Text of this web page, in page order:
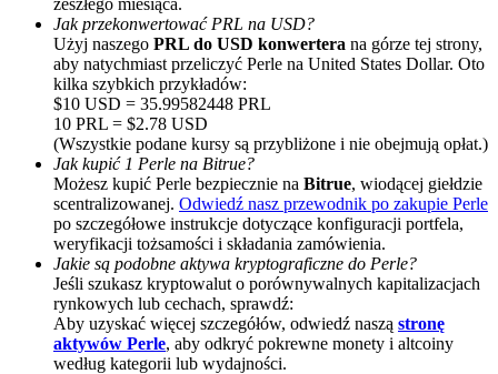
Polecaj
Zaproś przyjaciela, aby otrzymać nagrody pieniężne
Deposit CASHCAT & Win
Deposit CASHCAT & Win
Jak przekonwertować PRL na USD?
Użyj naszego PRL do USD konwertera na górze tej strony,
aby natychmiast przeliczyć Perle na United States Dollar. Oto
kilka szybkich przykładów:
$10 USD = 35.99582448 PRL
10 PRL = $2.78 USD
(Wszystkie podane kursy są przybliżone i nie obejmują opłat.)
Jak kupić 1 Perle na Bitrue?
Możesz kupić Perle bezpiecznie na Bitrue, wiodącej giełdzie
scentralizowanej. Odwiedź nasz przewodnik po zakupie Perle
po szczegółowe instrukcje dotyczące konfiguracji portfela,
weryfikacji tożsamości i składania zamówienia.
Jakie są podobne aktywa kryptograficzne do Perle?
Jeśli szukasz kryptowalut o porównywalnych kapitalizacjach
rynkowych lub cechach, sprawdź:
Aby uzyskać więcej szczegółów, odwiedź naszą stronę
aktywów Perle, aby odkryć pokrewne monety i altcoiny
według kategorii lub wydajności.